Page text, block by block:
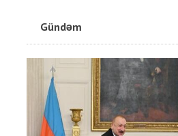
Gündəm